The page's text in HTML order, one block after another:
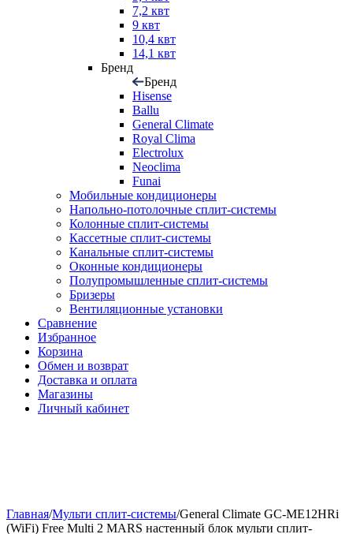
7,2 квт
9 квт
10,4 квт
14,1 квт
Бренд
Бренд
Hisense
Ballu
General Climate
Royal Clima
Electrolux
Neoclima
Funai
Мобильные кондиционеры
Напольно-потолоч​ные ​сплит-системы
Колонные ​​сплит-системы
Кассетные сплит-системы
Канальные сплит-системы
Оконные кондиционеры
Полупромышленные сплит-системы
Бризеры
Вентиляционные установки
Сравнение
Избранное
Корзина
Обмен и возврат
Доставка и оплата
Магазины
Личный кабинет
Главная/Мульти сплит-системы/General Climate GC-ME12HRi
(WiFi) Free Multi 2 MARS настенный блок мульти сплит-